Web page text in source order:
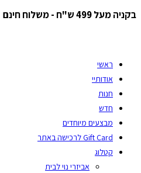
בקניה מעל 499 ש"ח - משלוח חינם
ראשי
אודותיי
חנות
חדש
מבצעים מיוחדים
Gift Card לרכישה באתר
קטלוג
אביזרי נוי לבית